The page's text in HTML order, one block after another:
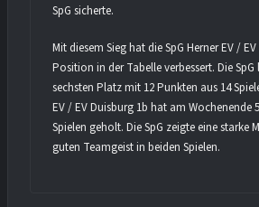
SpG sicherte.
Mit diesem Sieg hat die SpG Herner EV /
Position in der Tabelle verbessert. Die
sechsten Platz mit 12 Punkten aus 14
EV / EV Duisburg 1b hat am Wochenende
Spielen geholt. Die SpG zeigte eine starke
guten Teamgeist in beiden Spielen.